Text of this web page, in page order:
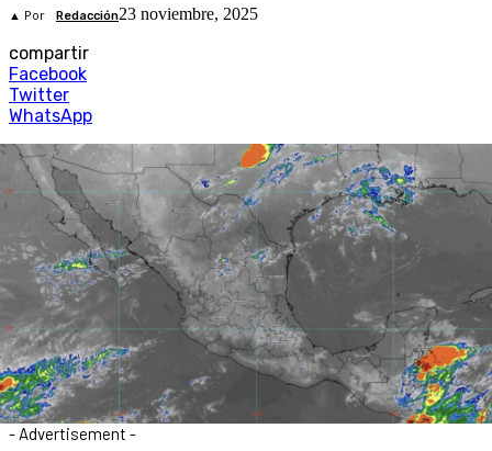
▲ Por Redacción23 noviembre, 2025
compartir
Facebook
Twitter
WhatsApp
- Advertisement -